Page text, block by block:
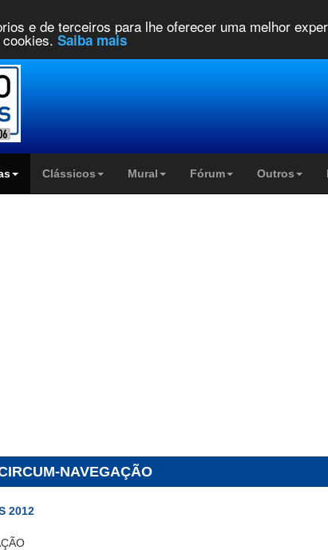
e de terceiros para lhe oferecer uma melhor
Saiba mais
Clássicos Mural Fórum Outros
NAVEGAÇÃO
2012